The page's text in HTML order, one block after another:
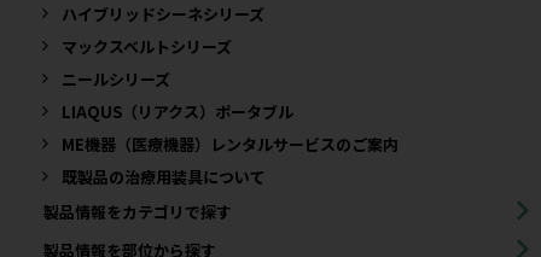
ハイブリッドシーネシリーズ
マックスベルトシリーズ
ニールシリーズ
LIAQUS（リアクス）ポータブル
ME機器（医療機器）レンタルサービスのご案内
既製品の治療用装具について​
製品情報をカテゴリで探す
製品情報を部位から探す